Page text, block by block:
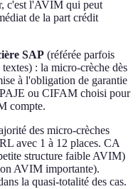
c'est l'AVIM qui peut
de la part crédit
SAP (référée parfois
: la micro-crèche dès
à l'obligation de garantie
ou CIFAM choisi pour
compte.
des micro-crèches
avec 1 à 12 places. CA
structure faible AVIM)
AVIM importante).
la quasi-totalité des cas.